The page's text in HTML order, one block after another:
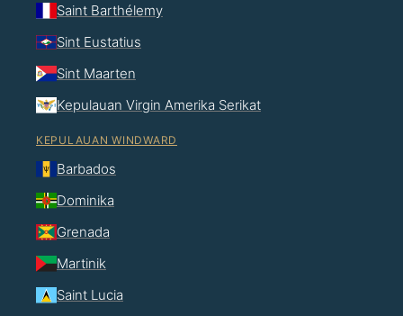
Saint Barthélemy
Sint Eustatius
Sint Maarten
Kepulauan Virgin Amerika Serikat
KEPULAUAN WINDWARD
Barbados
Dominika
Grenada
Martinik
Saint Lucia